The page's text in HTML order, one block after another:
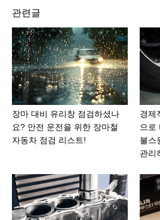
관련글
장마 대비 유리창 점검하셨나
요? 안전 운전을 위한 장마철
자동차 점검 리스트!
경제
으로
불스
관리